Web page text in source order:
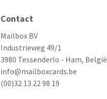
Contact
Mailbox BV
Industrieweg 49/1
3980 Tessenderlo - Ham, België
info@mailboxcards.be
(00)32 13 22 98 19